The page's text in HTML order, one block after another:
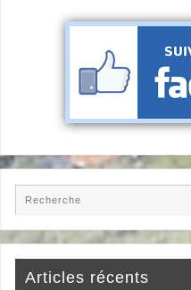
Articles récents